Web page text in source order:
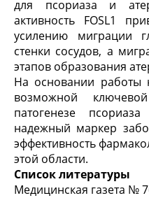
для псориаза и
активность FOSL1
усилению миграции
стенки сосудов, а
этапов образования
На основании
возможной
патогенезе
надежный маркер
эффективность
этой области.
Список литературы
Медицинская газета №